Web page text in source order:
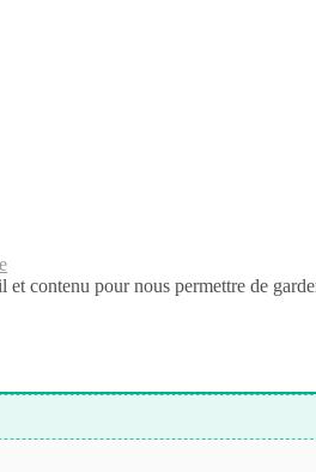
contenu pour nous permettre de